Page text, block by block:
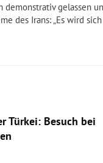
demonstrativ gelassen
des Irans: „Es wird
Türkei: Besuch bei